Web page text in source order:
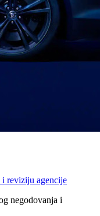
i reviziju agencije
negodovanja i